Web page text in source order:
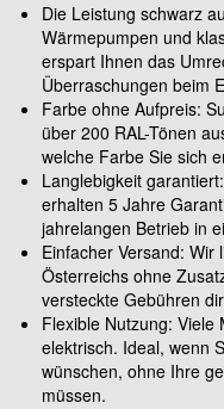
Die Leistung schwarz
Wärmepumpen und
erspart Ihnen das
Überraschungen beim
Farbe ohne Aufpreis:
über 200 RAL-Tönen
welche Farbe Sie sich
Langlebigkeit
erhalten 5 Jahre
jahrelangen Betrieb in
Einfacher Versand:
Österreichs ohne
versteckte Gebühren
Flexible Nutzung: Viele
elektrisch. Ideal, wenn
wünschen, ohne Ihre
müssen.